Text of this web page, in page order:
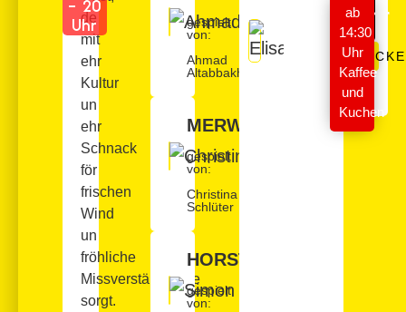
de
mit
ehr
Kultur
un
ehr
Schnack
för
frischen
Wind
un
fröhliche
Missverständnisse
sorgt.
- 20
Uhr
Uhr
ab
14:30
Uhr
Kaffee
und
Kuchen
gespielt
von:
Ahmad
Altabbakh
MERWE
gespielt
von:
Christina
Schlüter
HORST
gespielt
von: